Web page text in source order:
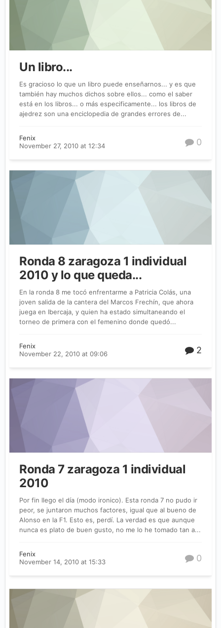
Un libro...
Es gracioso lo que un libro puede enseñarnos... y es que
también hay muchos dichos sobre ellos... como el saber
está en los libros... o más especificamente... los libros de
ajedrez son una enciclopedia de grandes errores de...
Fenix
November 27, 2010 at 12:34
0
Ronda 8 zaragoza 1 individual
2010 y lo que queda...
En la ronda 8 me tocó enfrentarme a Patricia Colás, una
joven salida de la cantera del Marcos Frechín, que ahora
juega en Ibercaja, y quien ha estado simultaneando el
torneo de primera con el femenino donde quedó...
Fenix
November 22, 2010 at 09:06
2
Ronda 7 zaragoza 1 individual
2010
Por fin llego el día (modo ironico). Esta ronda 7 no pudo ir
peor, se juntaron muchos factores, igual que al bueno de
Alonso en la F1. Esto es, perdí. La verdad es que aunque
nunca es plato de buen gusto, no me lo he tomado tan a...
Fenix
November 14, 2010 at 15:33
0